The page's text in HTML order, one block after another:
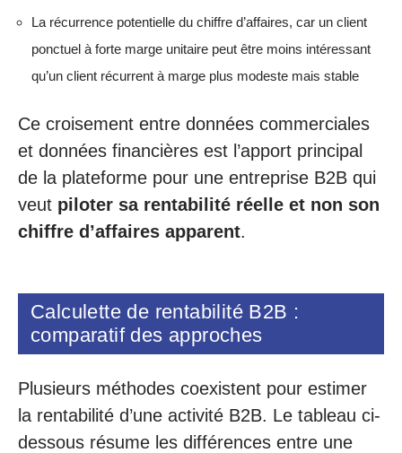
La récurrence potentielle du chiffre d’affaires, car un client
ponctuel à forte marge unitaire peut être moins intéressant
qu’un client récurrent à marge plus modeste mais stable
Ce croisement entre données commerciales
et données financières est l’apport principal
de la plateforme pour une entreprise B2B qui
veut piloter sa rentabilité réelle et non son
chiffre d’affaires apparent.
Calculette de rentabilité B2B :
comparatif des approches
Plusieurs méthodes coexistent pour estimer
la rentabilité d’une activité B2B. Le tableau ci-
dessous résume les différences entre une